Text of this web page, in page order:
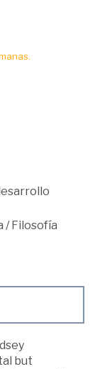
/ Filosofía
but